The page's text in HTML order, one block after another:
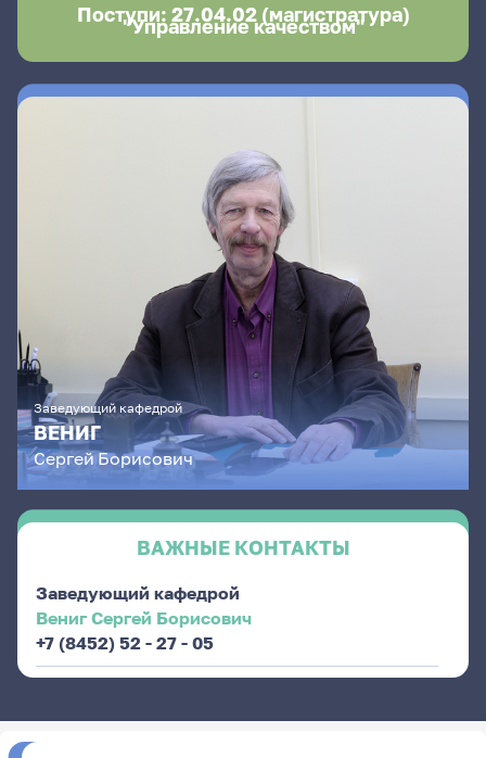
Поступи: 27.04.02 (магистратура)
"Управление качеством"
Заведующий кафедрой
ВЕНИГ
СергейБорисович
ВАЖНЫЕ КОНТАКТЫ
Заведующий кафедрой
Вениг Сергей Борисович
+7 (8452) 52 - 27 - 05